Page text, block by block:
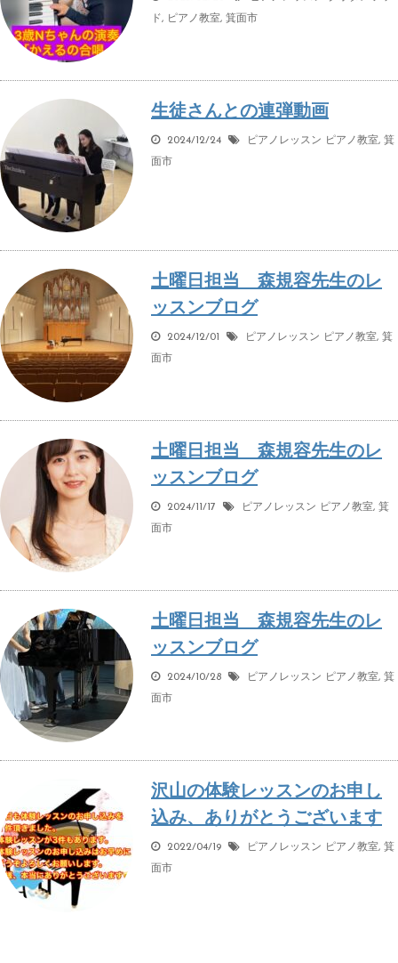
ド, ピアノ教室, 箕面市
生徒さんとの連弾動画
2024/12/24 ピアノレッスン ピアノ教室, 箕
面市
土曜日担当 森規容先生のレ
ッスンブログ
2024/12/01 ピアノレッスン ピアノ教室, 箕
面市
土曜日担当 森規容先生のレ
ッスンブログ
2024/11/17 ピアノレッスン ピアノ教室, 箕
面市
土曜日担当 森規容先生のレ
ッスンブログ
2024/10/28 ピアノレッスン ピアノ教室, 箕
面市
沢山の体験レッスンのお申し
込み、ありがとうございます
2022/04/19 ピアノレッスン ピアノ教室, 箕
面市